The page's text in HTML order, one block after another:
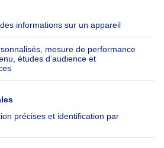
Belfius
Assurances
Check-list déménagement
Suivez-nous